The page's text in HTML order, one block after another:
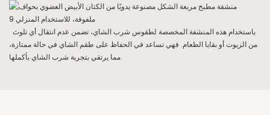
باستخدام هذه المنشفة المخصصة لطقوس شرب الشاي، تضمن عدم انتقال أي تلوث
من الزيوت أو بقايا الطعام. فهي تساعد في الحفاظ على طقم الشاي في حالة ممتازة،
مما يرتقي بتجربة شرب الشاي بأكملها.